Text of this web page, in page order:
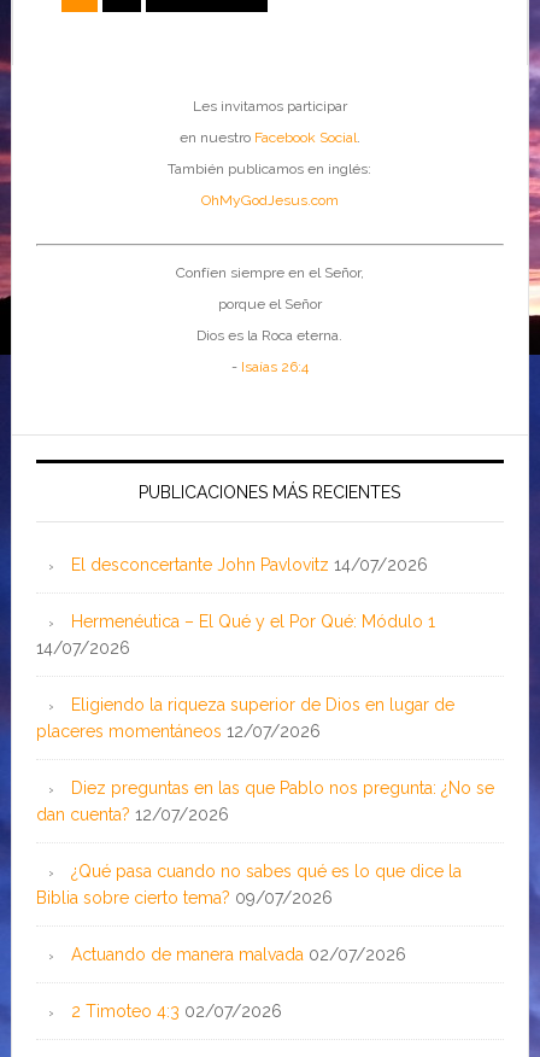
Les invitamos participar
en nuestro Facebook Social.
También publicamos en inglés:
OhMyGodJesus.com
Confíen siempre en el Señor,
porque el Señor
Dios es la Roca eterna.
- Isaías 26:4
PUBLICACIONES MÁS RECIENTES
El desconcertante John Pavlovitz 14/07/2026
Hermenéutica – El Qué y el Por Qué: Módulo 1
14/07/2026
Eligiendo la riqueza superior de Dios en lugar de
placeres momentáneos 12/07/2026
Diez preguntas en las que Pablo nos pregunta: ¿No se
dan cuenta? 12/07/2026
¿Qué pasa cuando no sabes qué es lo que dice la
Biblia sobre cierto tema? 09/07/2026
Actuando de manera malvada 02/07/2026
2 Timoteo 4:3 02/07/2026